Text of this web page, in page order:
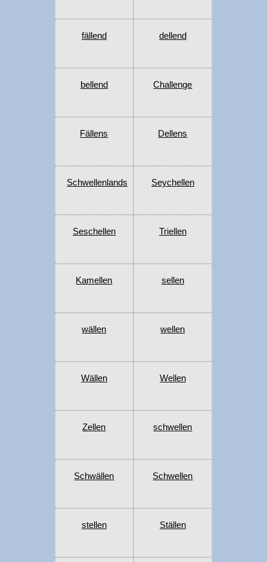
fällend dellend
bellend Challenge
Fällens Dellens
Schwellenlands Seychellen
Seschellen Triellen
Kamellen sellen
wällen wellen
Wällen Wellen
Zellen schwellen
Schwällen Schwellen
stellen Ställen